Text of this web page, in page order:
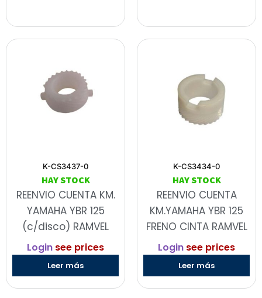
K-CS3437-0
HAY STOCK
REENVIO CUENTA KM.
YAMAHA YBR 125
(c/disco) RAMVEL
Login see prices
Leer más
K-CS3434-0
HAY STOCK
REENVIO CUENTA
KM.YAMAHA YBR 125
FRENO CINTA RAMVEL
Login see prices
Leer más